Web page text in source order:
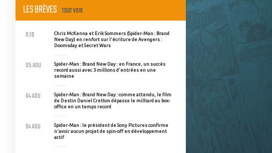
LES BRÈVES TOUT VOIR
Chris McKenna et Erik Sommers (Spider-Man : Brand
New Day) en renfort sur l'écriture de Avengers :
Doomsday et Secret Wars
11:19
Spider-Man : Brand New Day : en France, un succès
record aussi avec 3 millions d'entrées en une
semaine
05 AOU
Spider-Man : Brand New Day : comme attendu, le film
de Destin Daniel Cretton dépasse le milliard au box-
office en un temps record
04 AOU
Spider-Man : le président de Sony Pictures confirme
n'avoir aucun projet de spin-off en développement
actif
04 AOU